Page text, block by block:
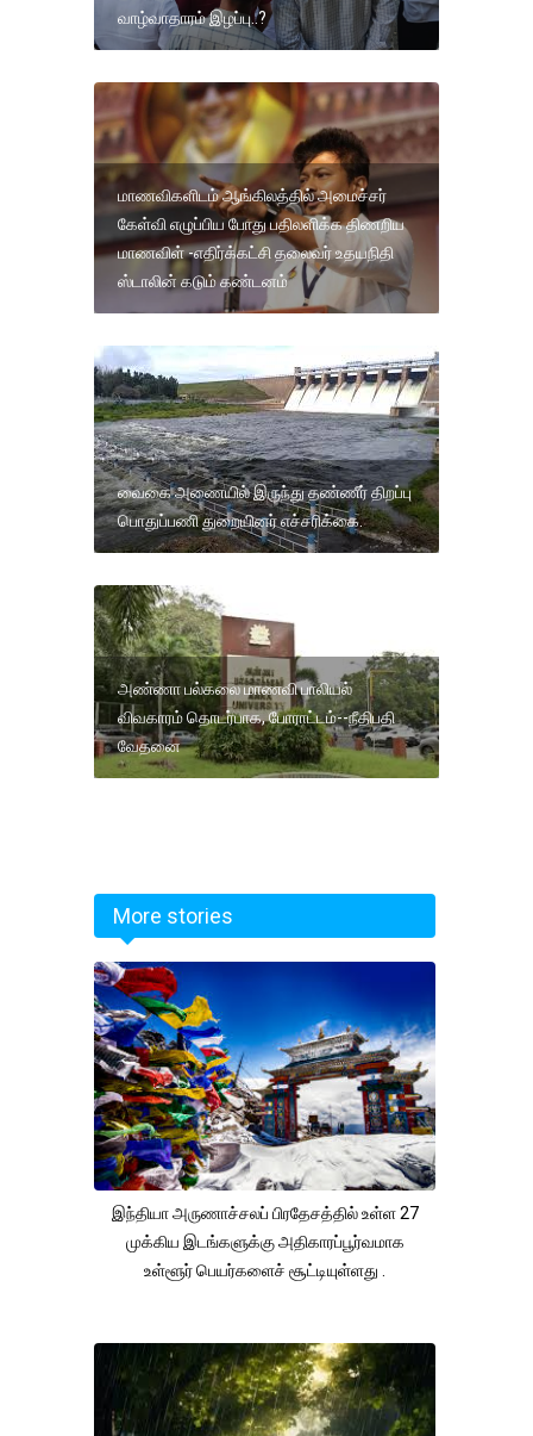
வாழ்வாதாரம் இழப்பு..?
மாணவிகளிடம் ஆங்கிலத்தில் அமைச்சர்
கேள்வி எழுப்பிய போது பதிலளிக்க திணறிய
மாணவிள் -எதிர்க்கட்சி தலைவர் உதயநிதி
ஸ்டாலின் கடும் கண்டனம்
வைகை அணையில் இருந்து தண்ணீர் திறப்பு
பொதுப்பணி துறையினர் எச்சரிக்கை.
அண்ணா பல்கலை மாணவி பாலியல்
விவகாரம் தொடர்பாக, போராட்டம்--நீதிபதி
வேதனை
More stories
இந்தியா அருணாச்சலப் பிரதேசத்தில் உள்ள 27
முக்கிய இடங்களுக்கு அதிகாரப்பூர்வமாக
உள்ளூர் பெயர்களைச் சூட்டியுள்ளது .